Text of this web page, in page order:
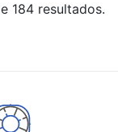
184 resultados.